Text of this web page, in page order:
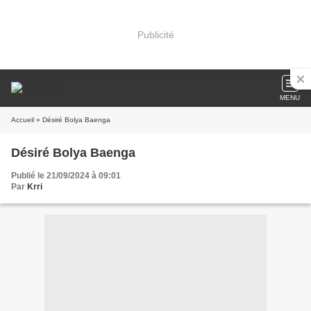
Publicité
MENU
Accueil » Désiré Bolya Baenga
Désiré Bolya Baenga
Publié le 21/09/2024 à 09:01
Par Krri